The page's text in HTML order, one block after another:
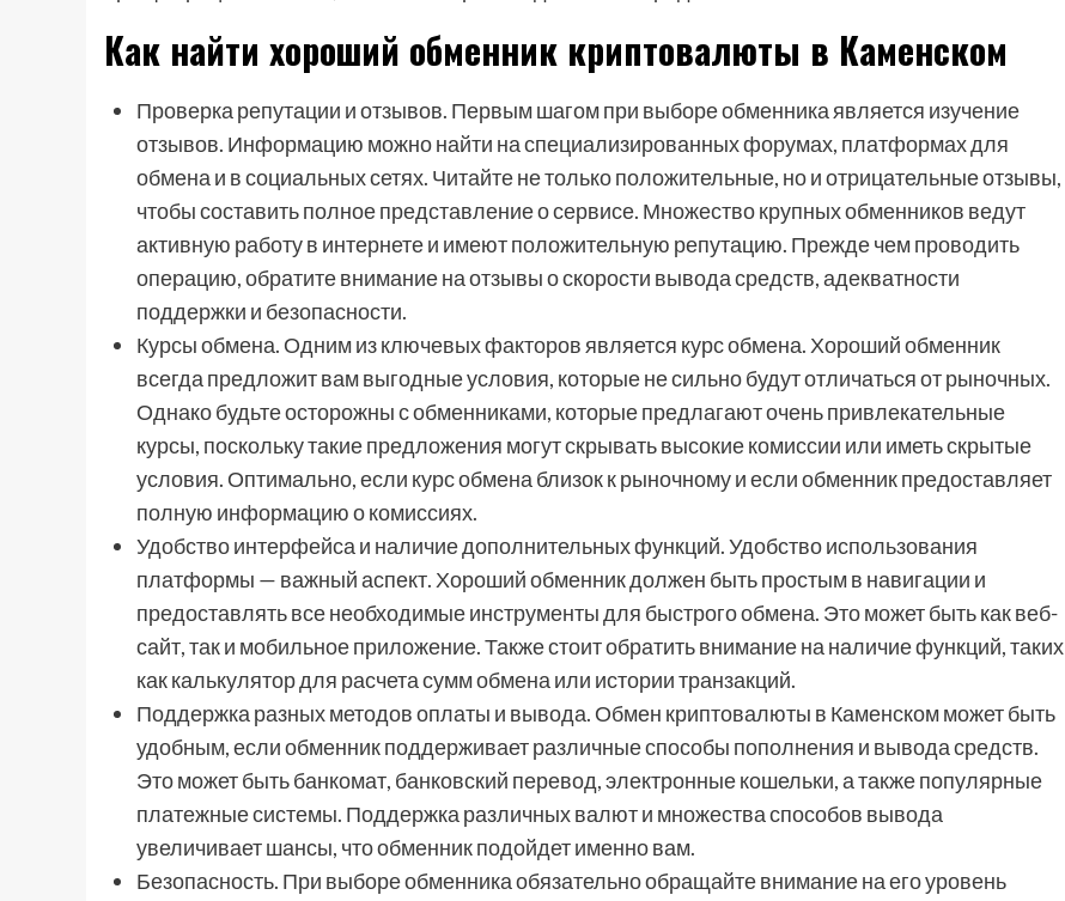
Как найти хороший обменник криптовалюты в Каменском
Проверка репутации и отзывов. Первым шагом при выборе обменника является изучение
отзывов. Информацию можно найти на специализированных форумах, платформах для
обмена и в социальных сетях. Читайте не только положительные, но и отрицательные отзывы,
чтобы составить полное представление о сервисе. Множество крупных обменников ведут
активную работу в интернете и имеют положительную репутацию. Прежде чем проводить
операцию, обратите внимание на отзывы о скорости вывода средств, адекватности
поддержки и безопасности.
Курсы обмена. Одним из ключевых факторов является курс обмена. Хороший обменник
всегда предложит вам выгодные условия, которые не сильно будут отличаться от рыночных.
Однако будьте осторожны с обменниками, которые предлагают очень привлекательные
курсы, поскольку такие предложения могут скрывать высокие комиссии или иметь скрытые
условия. Оптимально, если курс обмена близок к рыночному и если обменник предоставляет
полную информацию о комиссиях.
Удобство интерфейса и наличие дополнительных функций. Удобство использования
платформы — важный аспект. Хороший обменник должен быть простым в навигации и
предоставлять все необходимые инструменты для быстрого обмена. Это может быть как веб-
сайт, так и мобильное приложение. Также стоит обратить внимание на наличие функций, таких
как калькулятор для расчета сумм обмена или истории транзакций.
Поддержка разных методов оплаты и вывода. Обмен криптовалюты в Каменском может быть
удобным, если обменник поддерживает различные способы пополнения и вывода средств.
Это может быть банкомат, банковский перевод, электронные кошельки, а также популярные
платежные системы. Поддержка различных валют и множества способов вывода
увеличивает шансы, что обменник подойдет именно вам.
Безопасность. При выборе обменника обязательно обращайте внимание на его уровень